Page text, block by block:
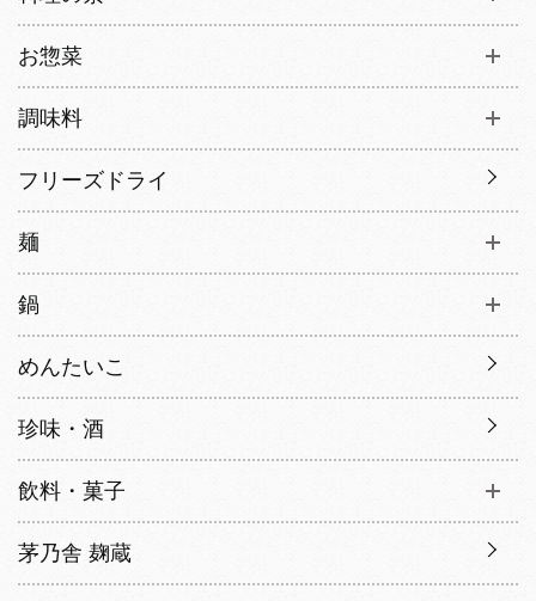
お惣菜
調味料
フリーズドライ
麺
鍋
めんたいこ
珍味・酒
飲料・菓子
茅乃舎 麹蔵